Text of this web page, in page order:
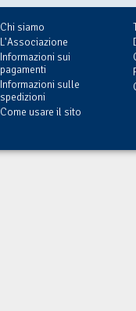
Chi siamo
L'Associazione
Informazioni sui
pagamenti
Informazioni sulle
spedizioni
Come usare il sito